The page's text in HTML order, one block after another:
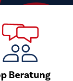
Beratung